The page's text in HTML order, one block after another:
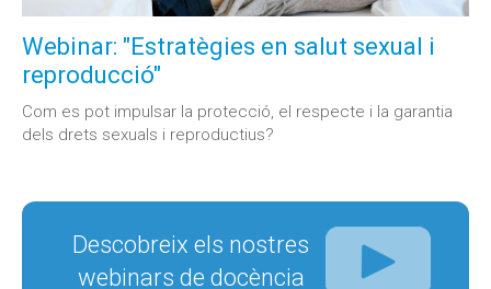
Webinar: "Estratègies en salut sexual i
reproducció"
Com es pot impulsar la protecció, el respecte i la garantia
dels drets sexuals i reproductius?
Descobreix els nostres
webinars de docència